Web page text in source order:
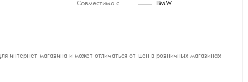
Совместимо с BMW
интернет-магазина и может отличаться от цен в розничных магазинах